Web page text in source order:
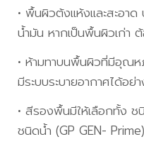
• พื้นผิวต้งแห้งและสะอา
น้ำมัน หากเป็นพื้นผิวเก่า
• ห้ามทาบนพื้นผิวที่มีอุณห
มีระบบระบายอากาศได้อย่า
• สีรองพื้นมีให้เลือกทั้ง ช
ชนิดน้ำ (GP GEN- Prime)